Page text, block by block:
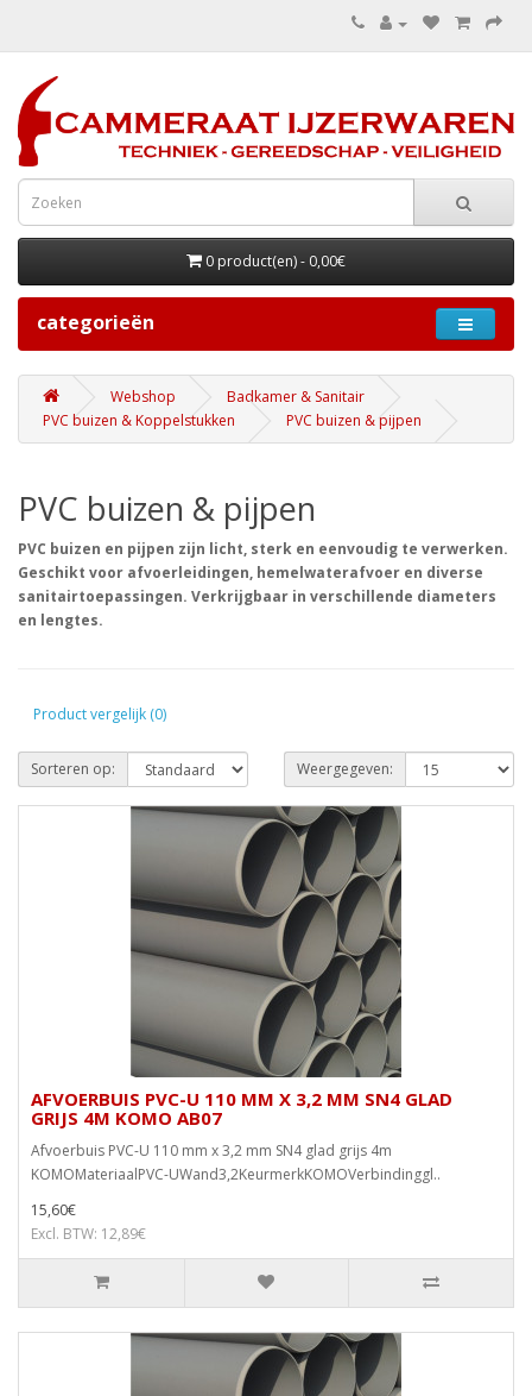
0 product(en) - 0,00€
categorieën
Webshop
Badkamer & Sanitair
PVC buizen & Koppelstukken
PVC buizen & pijpen
PVC buizen & pijpen
PVC buizen en pijpen zijn licht, sterk en eenvoudig te verwerken.
Geschikt voor afvoerleidingen, hemelwaterafvoer en diverse
sanitairtoepassingen. Verkrijgbaar in verschillende diameters
en lengtes.
Product vergelijk (0)
Sorteren op: Weergegeven:
AFVOERBUIS PVC-U 110 MM X 3,2 MM SN4 GLAD
GRIJS 4M KOMO AB07
Afvoerbuis PVC-U 110 mm x 3,2 mm SN4 glad grijs 4m
KOMOMateriaalPVC-UWand3,2KeurmerkKOMOVerbindinggl..
15,60€
Excl. BTW: 12,89€